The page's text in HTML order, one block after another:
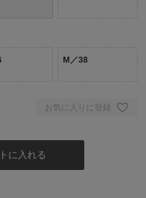
M／38
お気に入りに登録
に入れる